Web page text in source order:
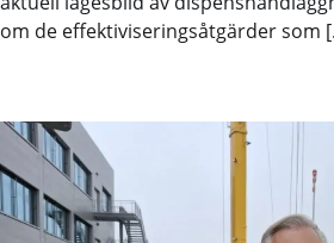
om de effektiviseringsåtgärder som